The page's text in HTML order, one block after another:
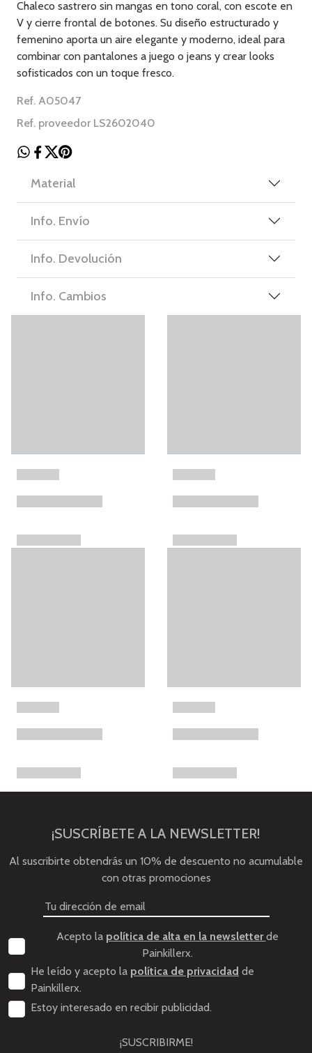
Chaleco sastrero sin mangas en tono coral, con escote en
V y cierre frontal de botones. Su diseño estructurado y
femenino aporta un aire elegante y moderno, ideal para
combinar con pantalones a juego o jeans y crear looks
sofisticados con un toque fresco.
Ref. A05047
Ref. proveedor LS2602040
Material
Info. Envío
Info. Devolución
Info. Cambios
¡SUSCRÍBETE A LA NEWSLETTER!
Al suscribirte obtendrás un 10% de descuento no acumulable
con otras promociones
Acepto la política de alta en la newsletterde
Painkillerx.
He leído y acepto la política de privacidad de
Painkillerx.
Estoy interesado en recibir publicidad.
¡SUSCRIBIRME!